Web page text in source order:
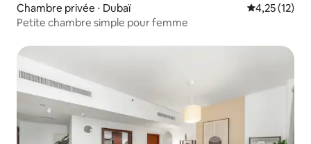
Chambre privée ⋅ Dubaï Évaluation
4,25 (12)
Petite chambre simple pour femme